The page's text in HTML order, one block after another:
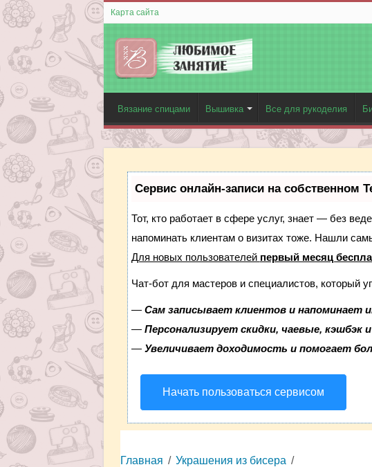
Карта сайта
Вязание спицами Вышивка Все для рукоделия
Сервис онлайн-записи на собственном
Тот, кто работает в сфере услуг, знает — без
напоминать клиентам о визитах тоже. Нашли
Для новых пользователей первый месяц
Чат-бот для мастеров и специалистов, который
— Сам записывает клиентов и напоминает
— Персонализирует скидки, чаевые, кэшбэк
— Увеличивает доходимость и помогает
Начать пользоваться сервисом
Главная / Украшения из бисера /